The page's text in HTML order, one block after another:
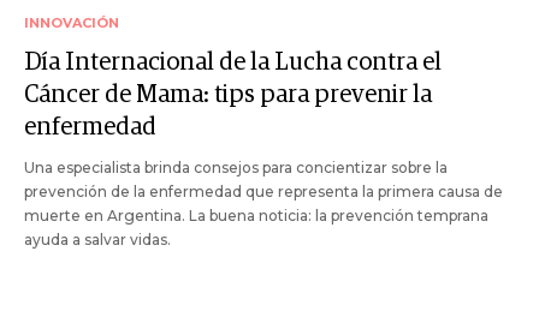
INNOVACIÓN
Día Internacional de la Lucha contra el
Cáncer de Mama: tips para prevenir la
enfermedad
Una especialista brinda consejos para concientizar sobre la
prevención de la enfermedad que representa la primera causa de
muerte en Argentina. La buena noticia: la prevención temprana
ayuda a salvar vidas.